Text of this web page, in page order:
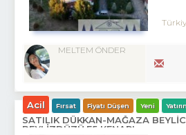
MELTEM ÖNDER
Acil Fırsat Fiyatı Düşen Yeni
SATILIK DÜKKAN-MAĞAZA
BEYLİZDÜZÜ E5 KENARI